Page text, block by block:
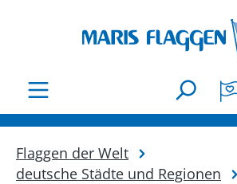
Flaggen der Welt
deutsche Städte und Regionen